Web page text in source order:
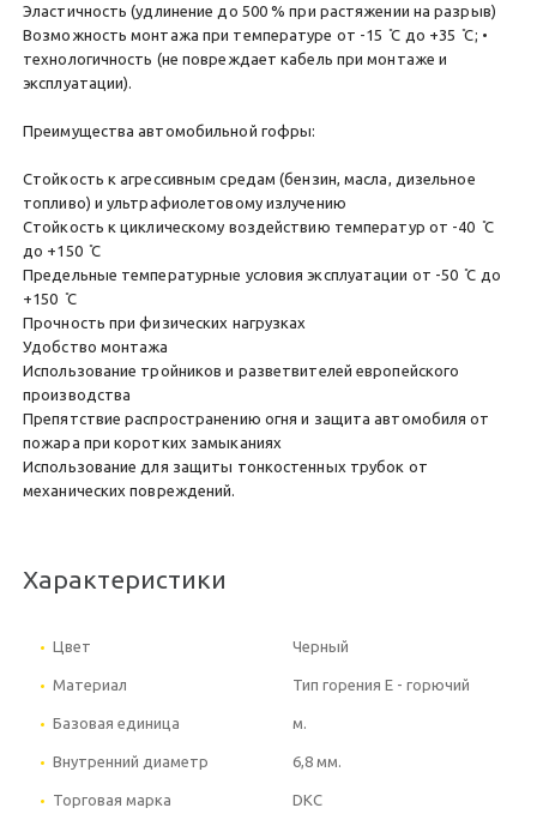
Эластичность (удлинение до 500 % при растяжении на разрыв)
Возможность монтажа при температуре от -15 ̊С до +35 ̊С; •
технологичность (не повреждает кабель при монтаже и
эксплуатации).
Преимущества автомобильной гофры:
Стойкость к агрессивным средам (бензин, масла, дизельное
топливо) и ультрафиолетовому излучению
Стойкость к циклическому воздействию температур от -40 ̊С
до +150 ̊С
Предельные температурные условия эксплуатации от -50 ̊С до
+150 ̊С
Прочность при физических нагрузках
Удобство монтажа
Использование тройников и разветвителей европейского
производства
Препятствие распространению огня и защита автомобиля от
пожара при коротких замыканиях
Использование для защиты тонкостенных трубок от
механических повреждений.
Характеристики
Цвет Черный
Материал Тип горения Е - горючий
Базовая единица м.
Внутренний диаметр 6,8 мм.
Торговая марка DKC